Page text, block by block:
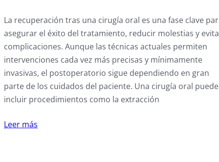
La recuperación tras una cirugía oral es una fase clave
asegurar el éxito del tratamiento, reducir molestias y
complicaciones. Aunque las técnicas actuales permiten
intervenciones cada vez más precisas y mínimamente
invasivas, el postoperatorio sigue dependiendo en gran
parte de los cuidados del paciente. Una cirugía oral puede
incluir procedimientos como la extracción
Leer más